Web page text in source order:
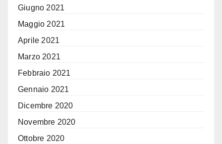
Giugno 2021
Maggio 2021
Aprile 2021
Marzo 2021
Febbraio 2021
Gennaio 2021
Dicembre 2020
Novembre 2020
Ottobre 2020